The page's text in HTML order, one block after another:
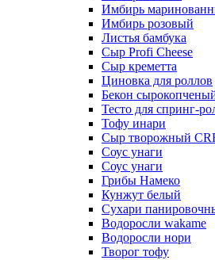
Имбирь
Имбирь розовый
Листья бамбука
Сыр Profi Cheese
Сыр креметта
Циновка для роллов
Бекон
Тесто для спринг-
Тофу инари
Сыр творожный
Соус унаги
Соус унаги
Грибы Намеко
Кунжут белый
Сухари
Водоросли wakame
Водоросли нори
Творог тофу